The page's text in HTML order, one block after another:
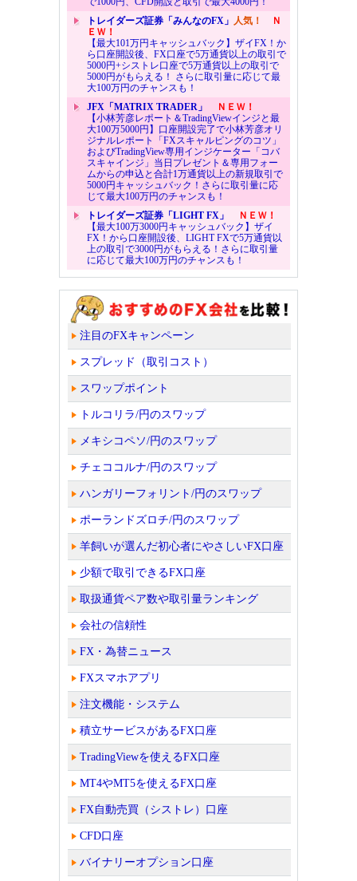
トレイダーズ証券「みんなのFX」 人気！
Ｎ
ＥＷ！
【最大101万円キャッシュバック】ザイFX！か
ら口座開設後、FX口座で5万通貨以上の取引で
5000円+シストレ口座で5万通貨以上の取引で
5000円がもらえる！ さらに取引量に応じて最
大100万円のチャンスも！
JFX「MATRIX TRADER」
ＮＥＷ！
【小林芳彦レポート＆TradingViewインジと最
大100万5000円】口座開設完了で小林芳彦オリ
ジナルレポート「FXスキャルピングのコツ」
およびTradingView専用インジケーター「コバ
スキャインジ」当日プレゼント＆専用フォー
ムからの申込と合計1万通貨以上の新規取引で
5000円キャッシュバック！さらに取引量に応
じて最大100万円のチャンスも！
トレイダーズ証券「LIGHT FX」
ＮＥＷ！
【最大100万3000円キャッシュバック】ザイ
FX！から口座開設後、LIGHT FXで5万通貨以
上の取引で3000円がもらえる！さらに取引量
に応じて最大100万円のチャンスも！
注目のFXキャンペーン
スプレッド（取引コスト）
スワップポイント
トルコリラ/円のスワップ
メキシコペソ/円のスワップ
チェココルナ/円のスワップ
ハンガリーフォリント/円のスワップ
ポーランドズロチ/円のスワップ
羊飼いが選んだ初心者にやさしいFX口座
少額で取引できるFX口座
取扱通貨ペア数や取引量ランキング
会社の信頼性
FX・為替ニュース
FXスマホアプリ
注文機能・システム
積立サービスがあるFX口座
TradingViewを使えるFX口座
MT4やMT5を使えるFX口座
FX自動売買（シストレ）口座
CFD口座
バイナリーオプション口座